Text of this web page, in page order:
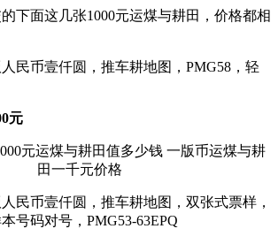
面这几张1000元运煤与耕田，价格都相
币壹仟圆，推车耕地图，PMG58，轻
元
币壹仟圆，推车耕地图，双张式票样，
号码对号，PMG53-63EPQ